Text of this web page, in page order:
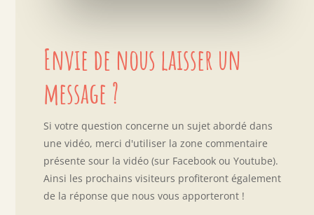
Envie de nous laisser un
message ?
Si votre question concerne un sujet abordé dans
une vidéo, merci d'utiliser la zone commentaire
présente sour la vidéo (sur Facebook ou Youtube).
Ainsi les prochains visiteurs profiteront également
de la réponse que nous vous apporteront !